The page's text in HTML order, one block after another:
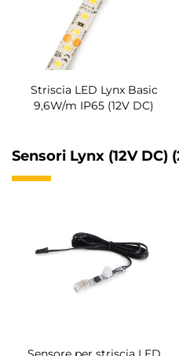
Striscia LED Lynx Basic
9,6W/m IP65 (12V DC)
Sensori Lynx (12V DC)